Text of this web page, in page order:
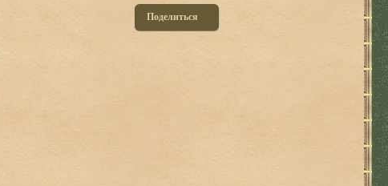
Поделиться